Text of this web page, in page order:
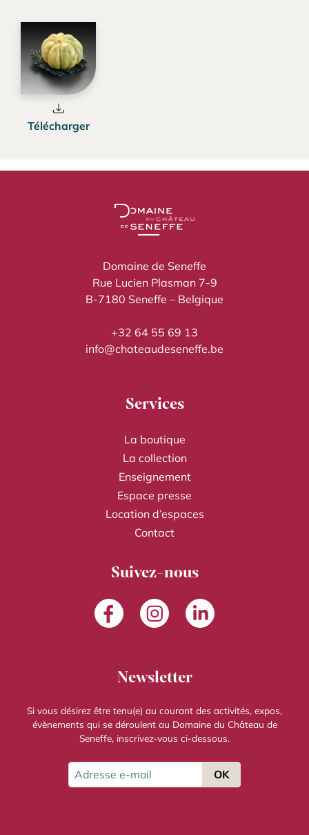
Télécharger
Domaine de Seneffe
Rue Lucien Plasman 7-9
B-7180 Seneffe – Belgique
+32 64 55 69 13
info@chateaudeseneffe.be
Services
La boutique
La collection
Enseignement
Espace presse
Location d’espaces
Contact
Suivez-nous
FacebookInstagramLinkedIn
Newsletter
Si vous désirez être tenu(e) au courant des activités, expos,
évènements qui se déroulent au Domaine du Château de
Seneffe, inscrivez-vous ci-dessous.
Adresse e-mail
OK